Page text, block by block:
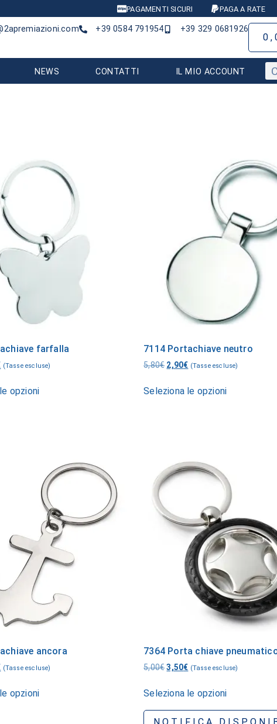
PAGAMENTI SICURI PAGA A RATE
+39 0584 791954 +39 329 0681926
NEWS CONTATTI IL MIO ACCOUNT
farfalla
(Tasse escluse)
opzioni
7114 Portachiave neutro
5,80€ 2,90€ (Tasse escluse)
Seleziona le opzioni
ancora
(Tasse escluse)
opzioni
7364 Porta chiave
5,00€ 3,50€ (Tasse escluse)
Seleziona le opzioni